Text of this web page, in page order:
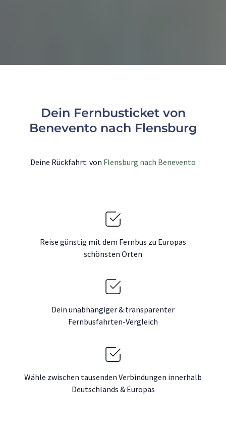
Dein Fernbusticket von
Benevento nach Flensburg
Deine Rückfahrt: von Flensburg nach Benevento
Reise günstig mit dem Fernbus zu Europas
schönsten Orten
Dein unabhängiger & transparenter
Fernbusfahrten-Vergleich
Wähle zwischen tausenden Verbindungen innerhalb
Deutschlands & Europas